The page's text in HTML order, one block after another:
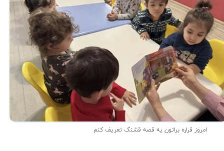
امروز قراره براتون یه قصه قشنگ تعریف کنم